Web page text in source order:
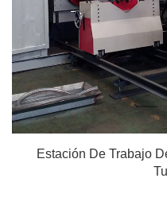
Estación De Trabajo